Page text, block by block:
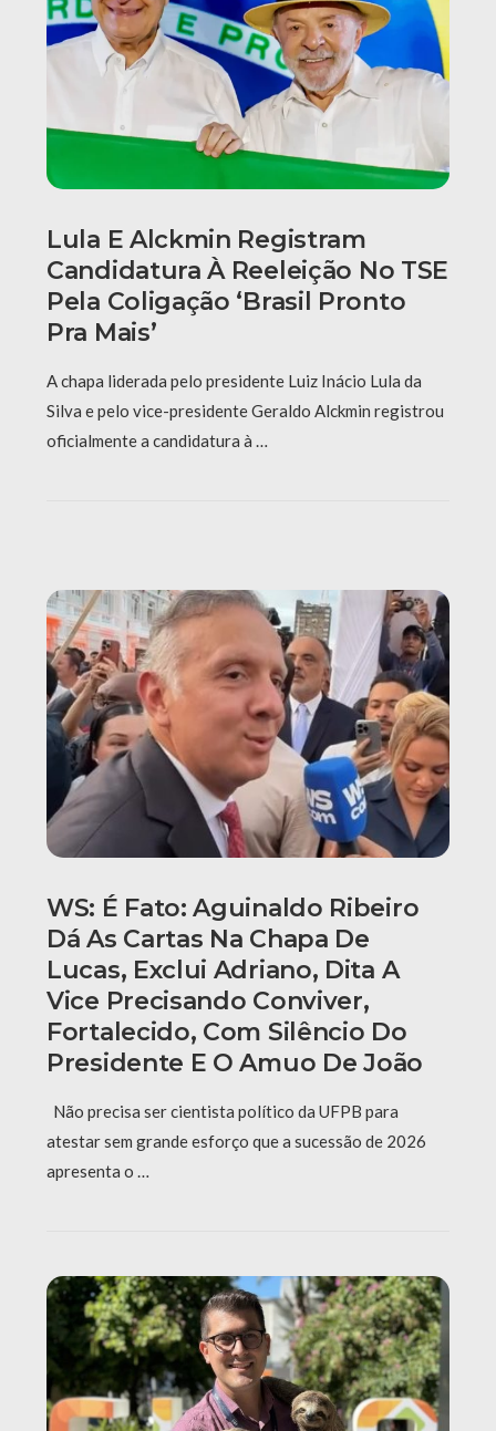
Lula E Alckmin Registram
Candidatura À Reeleição No TSE
Pela Coligação ‘Brasil Pronto
Pra Mais’
A chapa liderada pelo presidente Luiz Inácio Lula da
Silva e pelo vice-presidente Geraldo Alckmin registrou
oficialmente a candidatura à …
WS: É Fato: Aguinaldo Ribeiro
Dá As Cartas Na Chapa De
Lucas, Exclui Adriano, Dita A
Vice Precisando Conviver,
Fortalecido, Com Silêncio Do
Presidente E O Amuo De João
Não precisa ser cientista político da UFPB para
atestar sem grande esforço que a sucessão de 2026
apresenta o …